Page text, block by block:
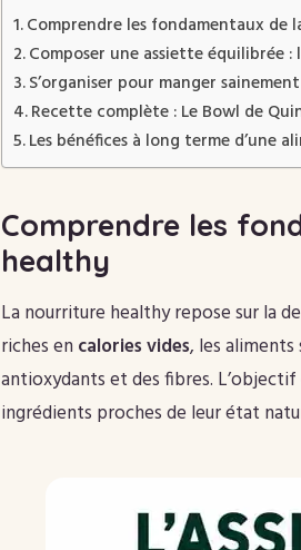
Comprendre les fondamentaux
Composer une assiette équilibrée
S’organiser pour manger
Recette complète : Le Bowl de
Les bénéfices à long terme d’une
Comprendre les
healthy
La nourriture healthy repose sur la
riches en calories vides, les
antioxydants et des fibres.
ingrédients proches de leur état